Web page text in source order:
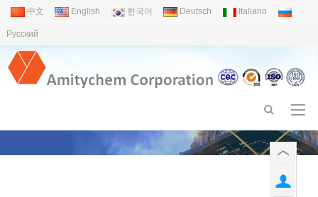
中文 English 한국어 Deutsch Italiano
Pусский